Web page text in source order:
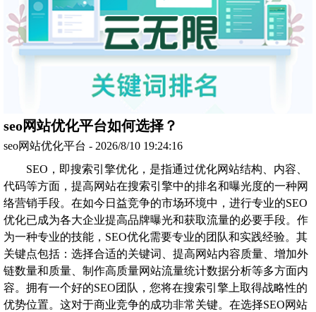
seo网站优化平台如何选择？
seo网站优化平台 - 2026/8/10 19:24:16
SEO，即搜索引擎优化，是指通过优化网站结构、内容、
代码等方面，提高网站在搜索引擎中的排名和曝光度的一种网
络营销手段。在如今日益竞争的市场环境中，进行专业的SEO
优化已成为各大企业提高品牌曝光和获取流量的必要手段。作
为一种专业的技能，SEO优化需要专业的团队和实践经验。其
关键点包括：选择合适的关键词、提高网站内容质量、增加外
链数量和质量、制作高质量网站流量统计数据分析等多方面内
容。拥有一个好的SEO团队，您将在搜索引擎上取得战略性的
优势位置。这对于商业竞争的成功非常关键。在选择SEO网站